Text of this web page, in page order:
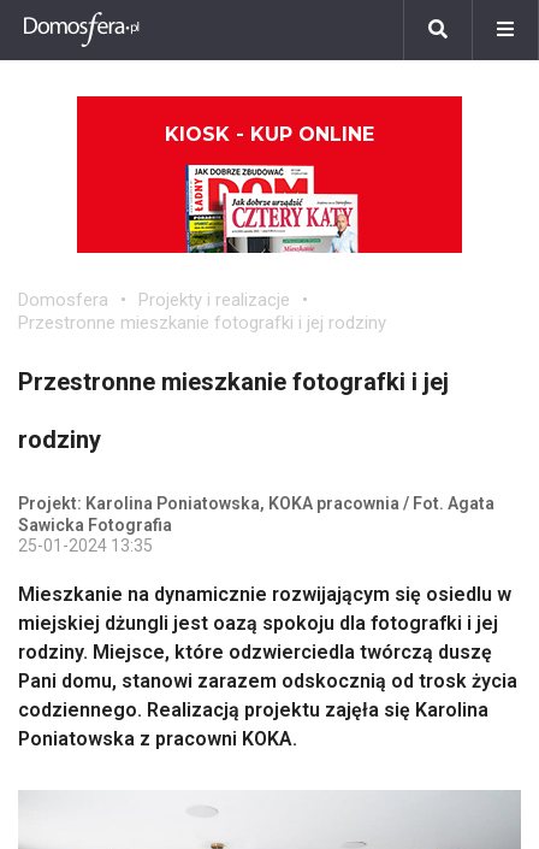
KIOSK - KUP ONLINE
Domosfera
Projekty i realizacje
Przestronne mieszkanie fotografki i jej rodziny
Przestronne mieszkanie fotografki i jej
rodziny
Projekt: Karolina Poniatowska, KOKA pracownia / Fot. Agata
Sawicka Fotografia
25-01-2024 13:35
Mieszkanie na dynamicznie rozwijającym się osiedlu w
miejskiej dżungli jest oazą spokoju dla fotografki i jej
rodziny. Miejsce, które odzwierciedla twórczą duszę
Pani domu, stanowi zarazem odskocznią od trosk życia
codziennego. Realizacją projektu zajęła się Karolina
Poniatowska z pracowni KOKA.